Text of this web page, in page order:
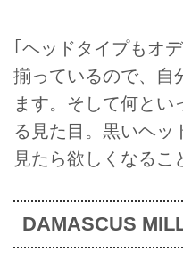
｢ヘッドタイプもオ
揃っているので、自
ます。そして何とい
る見た目。黒いヘッ
見たら欲しくなるこ
DAMASCUS